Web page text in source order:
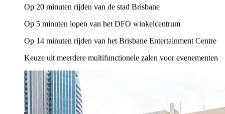
Op 20 minuten rijden van de stad Brisbane
Op 5 minuten lopen van het DFO winkelcentrum
Op 14 minuten rijden van het Brisbane Entertainment Centre
Keuze uit meerdere multifunctionele zalen voor evenementen